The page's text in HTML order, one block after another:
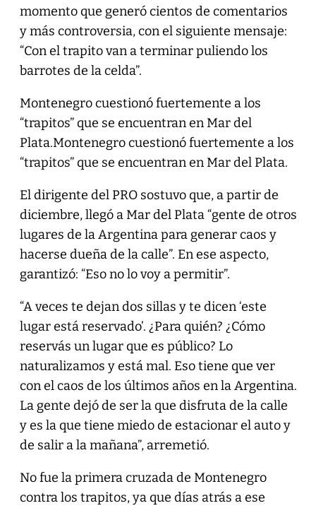
momento que generó cientos de comentarios
y más controversia, con el siguiente mensaje:
“Con el trapito van a terminar puliendo los
barrotes de la celda”.
Montenegro cuestionó fuertemente a los
“trapitos” que se encuentran en Mar del
Plata.Montenegro cuestionó fuertemente a los
“trapitos” que se encuentran en Mar del Plata.
El dirigente del PRO sostuvo que, a partir de
diciembre, llegó a Mar del Plata “gente de otros
lugares de la Argentina para generar caos y
hacerse dueña de la calle”. En ese aspecto,
garantizó: “Eso no lo voy a permitir”.
“A veces te dejan dos sillas y te dicen ‘este
lugar está reservado’. ¿Para quién? ¿Cómo
reservás un lugar que es público? Lo
naturalizamos y está mal. Eso tiene que ver
con el caos de los últimos años en la Argentina.
La gente dejó de ser la que disfruta de la calle
y es la que tiene miedo de estacionar el auto y
de salir a la mañana”, arremetió.
No fue la primera cruzada de Montenegro
contra los trapitos, ya que días atrás a ese